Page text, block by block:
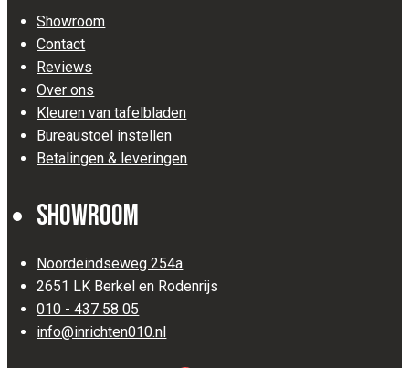
Showroom
Contact
Reviews
Over ons
Kleuren van tafelbladen
Bureaustoel instellen
Betalingen & leveringen
Showroom
Noordeindseweg 254a
2651 LK Berkel en Rodenrijs
010 - 437 58 05
info@inrichten010.nl